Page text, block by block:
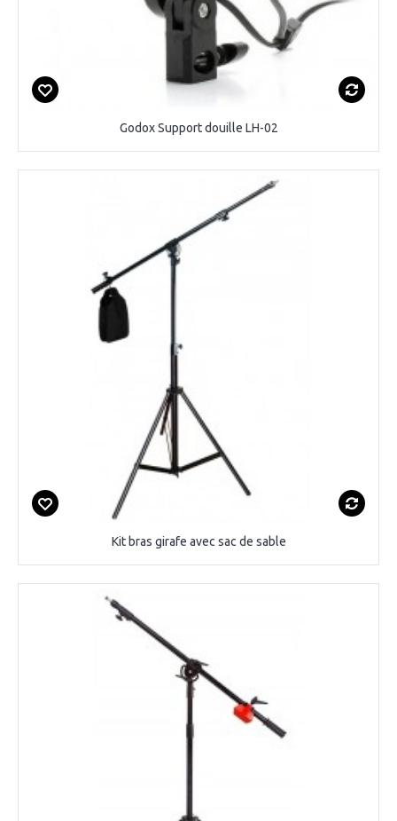
Godox Support douille LH-02
Kit bras girafe avec sac de sable